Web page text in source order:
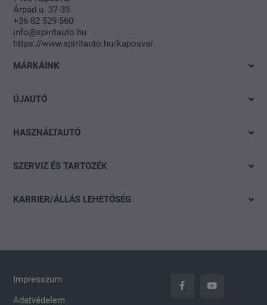
Árpád u. 37-39.
+36 82 529 560
info@spiritauto.hu
https://www.spiritauto.hu/kaposvar
MÁRKÁINK
Audi
CUPRA
ÚJAUTÓ
Ajánlatok és akciók
Konfigurálás
HASZNÁLTAUTÓ
Részletes keresés
SZERVIZ ÉS TARTOZÉK
Szervizidőpont-foglalás
KARRIER/ÁLLÁS LEHETŐSÉG
Impresszum
Adatvédelem